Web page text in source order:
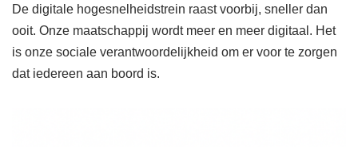
De digitale hogesnelheidstrein raast voorbij, sneller dan
ooit. Onze maatschappij wordt meer en meer digitaal. Het
is onze sociale verantwoordelijkheid om er voor te zorgen
dat iedereen aan boord is.